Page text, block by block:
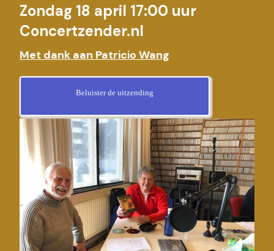
Zondag 18 april 17:00 uur
Concertzender.nl
Met dank aan Patricio Wang
Beluister de uitzending